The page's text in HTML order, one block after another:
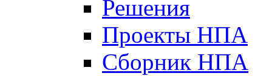
Решения
Проекты НПА
Сборник НПА